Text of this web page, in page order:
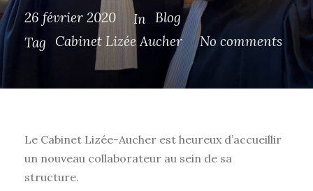
26 février 2020 In Blog
Tag
Cabinet Lizée Aucher No comments
Le Cabinet Lizée-Aucher est heureux d’accueillir
un nouveau collaborateur au sein de sa
structure.